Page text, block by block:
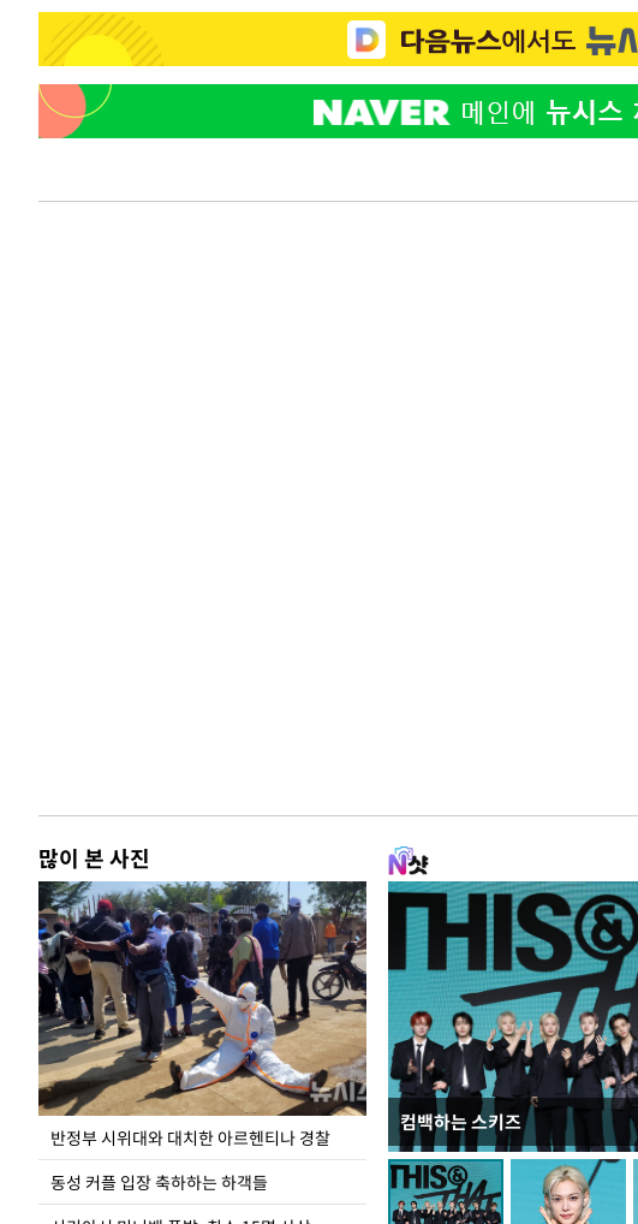
많이 본 사진
반정부 시위대와 대치한 아르헨티나 경찰
동성 커플 입장 축하하는 하객들
컴백하는 스키즈
입추 코앞인데 전국엔 찜통 더위